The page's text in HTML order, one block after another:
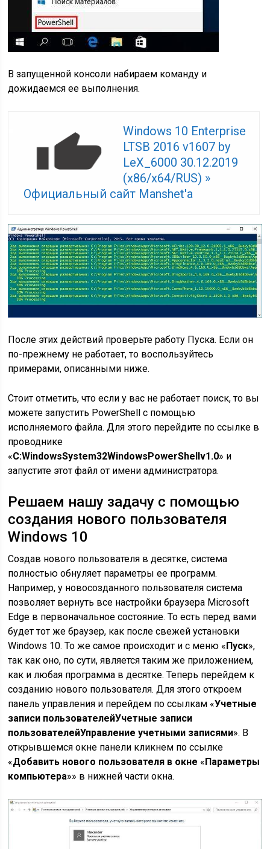
В запущенной консоли набираем команду и
дожидаемся ее выполнения.
Windows 10 Enterprise
LTSB 2016 v1607 by
LeX_6000 30.12.2019
(x86/x64/RUS) »
Официальный сайт Manshet'a
После этих действий проверьте работу Пуска. Если он
по-прежнему не работает, то воспользуйтесь
примерами, описанными ниже.
Стоит отметить, что если у вас не работает поиск, то вы
можете запустить PowerShell с помощью
исполняемого файла. Для этого перейдите по ссылке в
проводнике
«C:WindowsSystem32WindowsPowerShellv1.0» и
запустите этот файл от имени администратора.
Решаем нашу задачу с помощью
создания нового пользователя
Windows 10
Создав нового пользователя в десятке, система
полностью обнуляет параметры ее программ.
Например, у новосозданного пользователя система
позволяет вернуть все настройки браузера Microsoft
Edge в первоначальное состояние. То есть перед вами
будет тот же браузер, как после свежей установки
Windows 10. То же самое происходит и с меню «Пуск»,
так как оно, по сути, является таким же приложением,
как и любая программа в десятке. Теперь перейдем к
созданию нового пользователя. Для этого откроем
панель управления и перейдем по ссылкам «Учетные
записи пользователейУчетные записи
пользователейУправление учетными записями». В
открывшемся окне панели кликнем по ссылке
«Добавить нового пользователя в окне «Параметры
компьютера»» в нижней части окна.